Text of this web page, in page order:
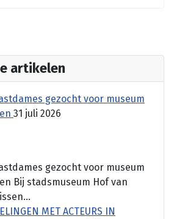
artikelen
gezocht voor museum
31 juli 2026
gezocht voor museum
Bij stadsmuseum Hof van
MET ACTEURS IN